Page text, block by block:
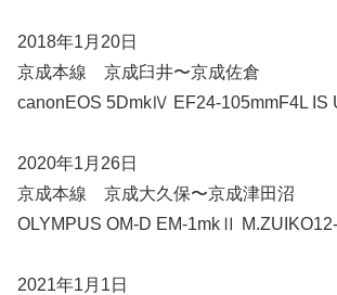
2018年1月20日
京成本線 京成臼井〜京成佐倉
canonEOS 5DmkⅣ EF24-105mmF4L IS
2020年1月26日
京成本線 京成大久保〜京成津田沼
OLYMPUS OM-D EM-1mkⅡ
2021年1月1日